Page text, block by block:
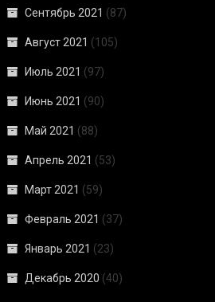
Сентябрь 2021 (87)
Август 2021 (105)
Июль 2021 (97)
Июнь 2021 (90)
Май 2021 (88)
Апрель 2021 (53)
Март 2021 (59)
Февраль 2021 (37)
Январь 2021 (23)
Декабрь 2020 (40)